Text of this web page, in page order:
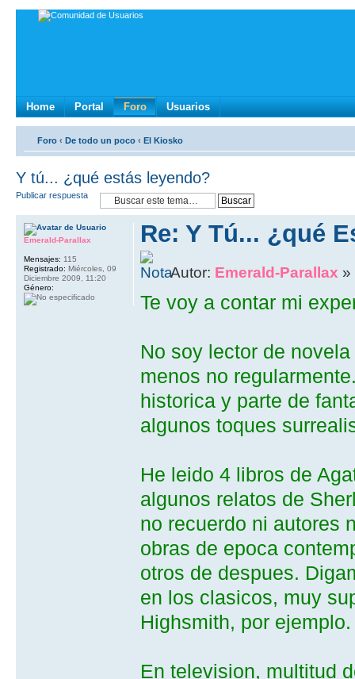
Home Portal Foro Usuarios
Foro ‹ De todo un poco ‹ El Kiosko
Y tú... ¿qué estás leyendo?
Publicar respuesta
Re: Y Tú... ¿qué
Autor: Emerald-Parallax »
Te voy a contar mi
No soy lector de
menos no
historica y parte de
algunos toques
He leido 4 libros de
algunos relatos de
no recuerdo ni autores
obras de epoca
otros de despues.
en los clasicos, muy
Highsmith, por ejemplo.
En television, multitud
Emerald-Parallax
Mensajes: 115
Registrado: Miércoles, 09
Diciembre 2009, 11:20
Género: